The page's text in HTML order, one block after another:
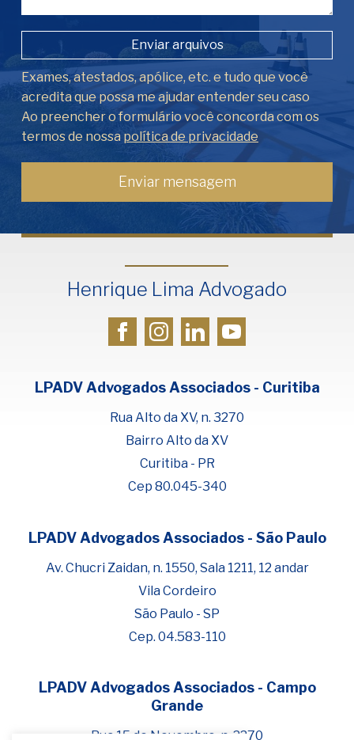
Fale com Henrique Lima
Cadastre-se para começar uma
conversa no WhatsApp
Enviar arquivos
Exames, atestados, apólice, etc. e tudo que você
acredita que possa me ajudar entender seu caso
Ao preencher o formulário você concorda com os
termos de nossa política de privacidade
Henrique Lima Advogado
LPADV Advogados Associados - Curitiba
Rua Alto da XV, n. 3270
Bairro Alto da XV
Curitiba - PR
Cep 80.045-340
LPADV Advogados Associados - São Paulo
Av. Chucri Zaidan, n. 1550, Sala 1211, 12 andar
Vila Cordeiro
São Paulo - SP
Cep. 04.583-110
LPADV Advogados Associados - Campo
Grande
Rua 15 de Novembro, n. 2270